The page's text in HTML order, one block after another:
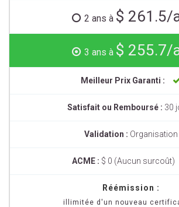
2 ans à $ 261.5/
3 ans à $ 255.7/
Meilleur Prix Garanti :
Satisfait ou Remboursé : 30
Validation : Organisation
ACME : $ 0 (Aucun surcoût)
Réémission :
illimitée d'un nouveau